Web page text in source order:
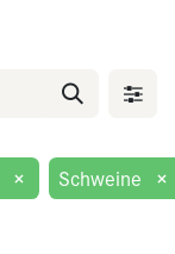
× Schweine ×